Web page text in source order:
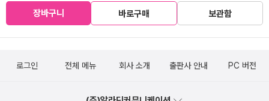
장바구니 바로구매 보관함
로그인 전체 메뉴 회사 소개 출판사 안내 PC 버전